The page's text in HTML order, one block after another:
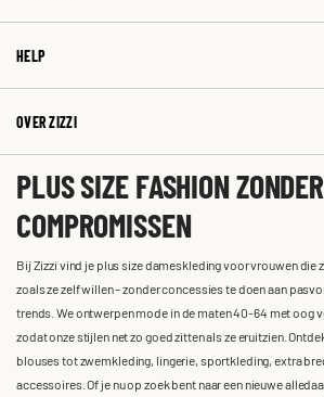
HELP
OVER ZIZZI
PLUS SIZE FASHION ZONDER
COMPROMISSEN
Bij Zizzi vind je plus size dameskleding voor vrouwen die
zoals ze zelf willen – zonder concessies te doen aan
trends. We ontwerpen mode in de maten 40-64 met oog
zodat onze stijlen net zo goed zitten als ze eruitzien.
blouses tot zwemkleding, lingerie, sportkleding, extra
accessoires. Of je nu op zoek bent naar een nieuwe